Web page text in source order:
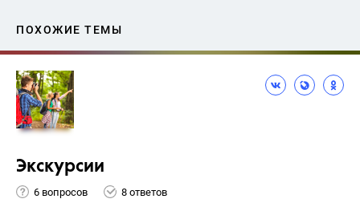
ПОХОЖИЕ ТЕМЫ
Экскурсии
6 вопросов 8 ответов